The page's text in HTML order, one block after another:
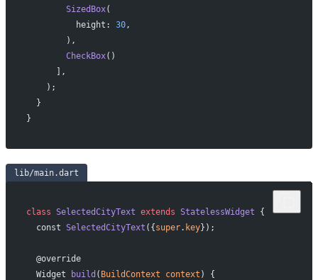
        SizedBox
(
          height:
30,
        ),
        CheckBox
()
      ],
    );
  }
}
lib/main.dart
class SelectedCityText extends StatelessWidget {
  const
SelectedCityText ({super. key});
  @override
  Widget
build ( BuildContext context ) {